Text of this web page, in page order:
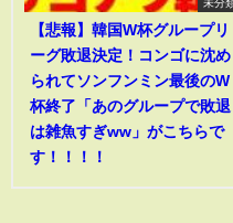
【悲報】韓国W杯グループリ
ーグ敗退決定！コンゴに沈め
られてソンフンミン最後のW
杯終了「あのグループで敗退
は雑魚すぎww」がこちらで
す！！！！